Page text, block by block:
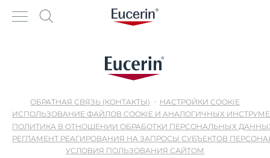
ОБРАТНАЯ СВЯЗЬ (КОНТАКТЫ)
НАСТРОЙКИ COOKIE
ИСПОЛЬЗОВАНИЕ ФАЙЛОВ COOKIE И АНАЛОГИЧНЫХ
ПОЛИТИКА В ОТНОШЕНИИ ОБРАБОТКИ ПЕРСОНАЛЬНЫХ
РЕГЛАМЕНТ РЕАГИРОВАНИЯ НА ЗАПРОСЫ СУБЪЕКТОВ
УСЛОВИЯ ПОЛЬЗОВАНИЯ САЙТОМ